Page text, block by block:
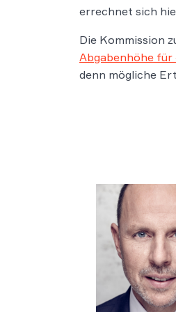
errechnet sich
Die Kommission
Abgabenhöhe für
denn mögliche